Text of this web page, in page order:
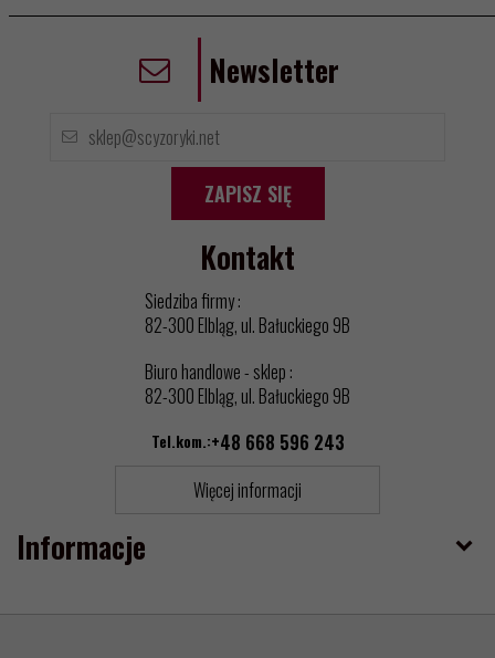
Informacje
Newsletter
ZAPISZ SIĘ
Kontakt
Siedziba firmy :
82-300 Elbląg, ul. Bałuckiego 9B
Biuro handlowe - sklep :
82-300 Elbląg, ul. Bałuckiego 9B
Tel.kom.:+48 668 596 243
Więcej informacji